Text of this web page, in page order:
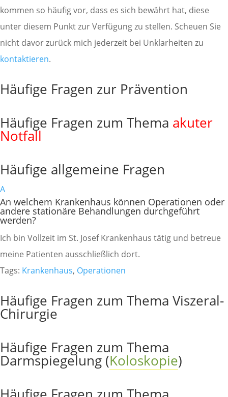
kommen so häufig vor, dass es sich bewährt hat, diese
unter diesem Punkt zur Verfügung zu stellen. Scheuen Sie
nicht davor zurück mich jederzeit bei Unklarheiten zu
kontaktieren.
Häufige Fragen zur Prävention
Häufige Fragen zum Thema akuter
Notfall
Häufige allgemeine Fragen
A
An welchem Krankenhaus können Operationen oder
andere stationäre Behandlungen durchgeführt
werden?
Ich bin Vollzeit im St. Josef Krankenhaus tätig und betreue
meine Patienten ausschließlich dort.
Tags: Krankenhaus, Operationen
Häufige Fragen zum Thema Viszeral-
Chirurgie
Häufige Fragen zum Thema
Darmspiegelung (Koloskopie)